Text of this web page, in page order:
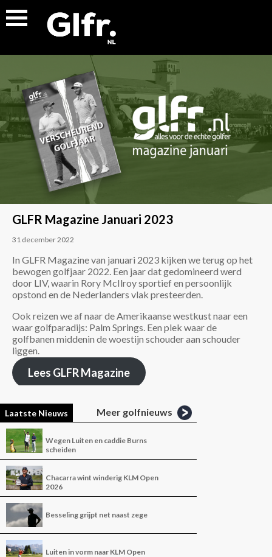
GLFR Magazine Januari 2023
31 december 2022
In GLFR Magazine van januari 2023 kijken we terug op het
bewogen golfjaar 2022. Een jaar dat gedomineerd werd
door LIV, waarin Rory McIlroy sportief en persoonlijk
opstond en de Nederlanders vlak presteerden.
Ook reizen we af naar de Amerikaanse westkust naar een
waar golfparadijs: Palm Springs. Een plek waar de
golfbanen middenin de woestijn schouder aan schouder
liggen.
Lees GLFR Magazine
Laatste Nieuws Meer golfnieuws
Wegen Luiten en caddie Burns
scheiden
Chacarra wint winderig KLM Open
2026
Besseling grijpt net naast zege
Luiten in vorm naar KLM Open